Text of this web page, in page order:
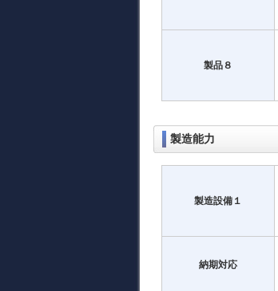
製品８
製造能力
製造設備１
納期対応